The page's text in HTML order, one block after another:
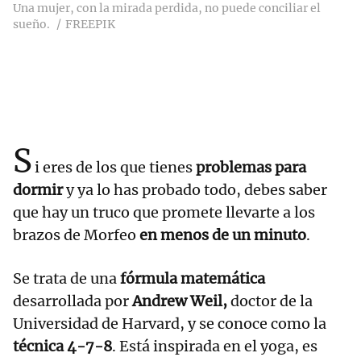
Una mujer, con la mirada perdida, no puede conciliar el
sueño.
FREEPIK
Si eres de los que tienesproblemas para
dormiry ya lo has probado todo, debes saber
que hay un truco que promete llevarte a los
brazos de Morfeo en menos de un minuto.
Se trata de unafórmula matemática
desarrollada porAndrew Weil,doctor de la
Universidad de Harvard, y se conoce como la
técnica 4-7-8. Está inspirada en el yoga, es